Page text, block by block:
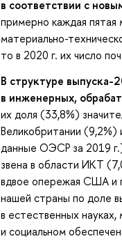
в соответствии с
примерно каждая
материально-
то в 2020 г. их число
В структуре выпуска-
в инженерных,
их доля (33,8%)
Великобритании
данные ОЭСР за 2019
звена в области ИКТ
вдвое опережая США и
нашей страны по доле
в естественных
и социальном